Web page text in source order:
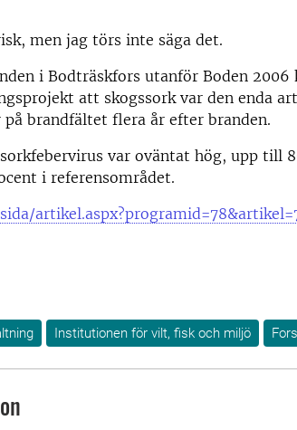
men jag törs inte säga det.
i Bodträskfors utanför Boden 2006
att skogssork var den enda
brandfältet flera år efter branden.
var oväntat hög, upp till
i referensområdet.
Institutionen för vilt, fisk och miljö